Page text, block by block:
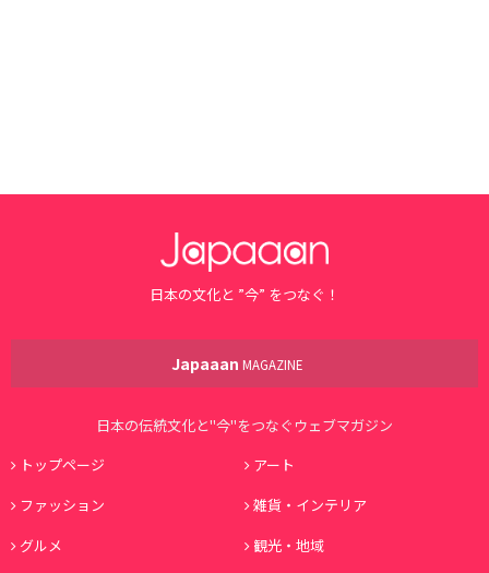
日本の文化と ”今” をつなぐ！
Japaaan MAGAZINE
日本の伝統文化と"今"をつなぐウェブマガジン
トップページ
アート
ファッション
雑貨・インテリア
グルメ
観光・地域